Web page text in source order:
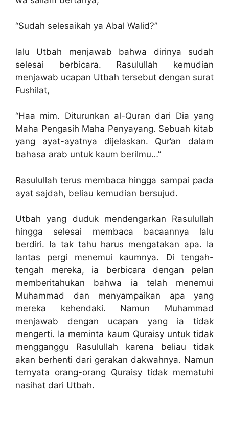
“Sudah selesaikah ya Abal Walid?”
lalu Utbah menjawab bahwa dirinya sudah
selesai berbicara. Rasulullah kemudian
menjawab ucapan Utbah tersebut dengan surat
Fushilat,
“Haa mim. Diturunkan al-Quran dari Dia yang
Maha Pengasih Maha Penyayang. Sebuah kitab
yang ayat-ayatnya dijelaskan. Qur’an dalam
bahasa arab untuk kaum berilmu…”
Rasulullah terus membaca hingga sampai pada
ayat sajdah, beliau kemudian bersujud.
Utbah yang duduk mendengarkan Rasulullah
hingga selesai membaca bacaannya lalu
berdiri. Ia tak tahu harus mengatakan apa. Ia
lantas pergi menemui kaumnya. Di tengah-
tengah mereka, ia berbicara dengan pelan
memberitahukan bahwa ia telah menemui
Muhammad dan menyampaikan apa yang
mereka kehendaki. Namun Muhammad
menjawab dengan ucapan yang ia tidak
mengerti. Ia meminta kaum Quraisy untuk tidak
mengganggu Rasulullah karena beliau tidak
akan berhenti dari gerakan dakwahnya. Namun
ternyata orang-orang Quraisy tidak mematuhi
nasihat dari Utbah.